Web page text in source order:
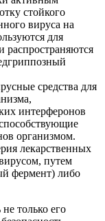
стойкого
вируса на
для
распространяются
средства для
интерферонов
организмом.
лекарственных
путем
фермент) либо
только его